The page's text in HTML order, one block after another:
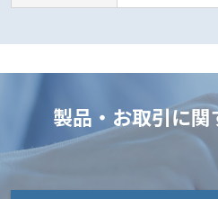
製品・お取引に